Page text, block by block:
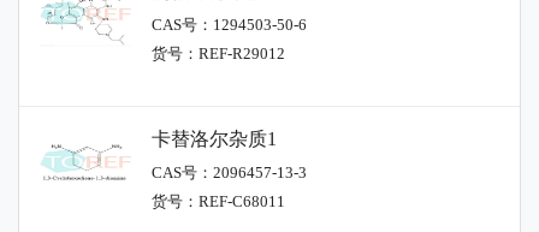
CAS号：1294503-50-6
货号：REF-R29012
卡替洛尔杂质1
CAS号：2096457-13-3
货号：REF-C68011